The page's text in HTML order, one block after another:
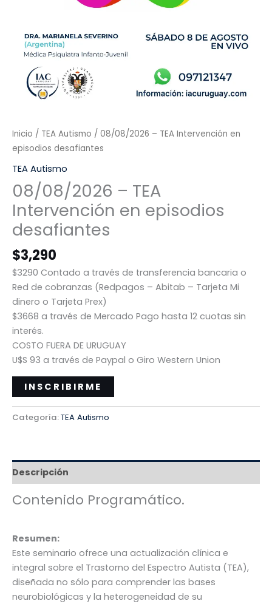
Inicio / TEA Autismo / 08/08/2026 – TEA Intervención en
episodios desafiantes
TEA Autismo
08/08/2026 – TEA
Intervención en episodios
desafiantes
$3,290
$3290 Contado a través de transferencia bancaria o
Red de cobranzas (Redpagos – Abitab – Tarjeta Mi
dinero o Tarjeta Prex)
$3668 a través de Mercado Pago hasta 12 cuotas sin
interés.
COSTO FUERA DE URUGUAY
U$S 93 a través de Paypal o Giro Western Union
INSCRIBIRME
Categoría:TEA Autismo
Descripción
Contenido Programático.
Resumen:
Este seminario ofrece una actualización clínica e
integral sobre el Trastorno del Espectro Autista (TEA),
diseñada no sólo para comprender las bases
neurobiológicas y la heterogeneidad de su